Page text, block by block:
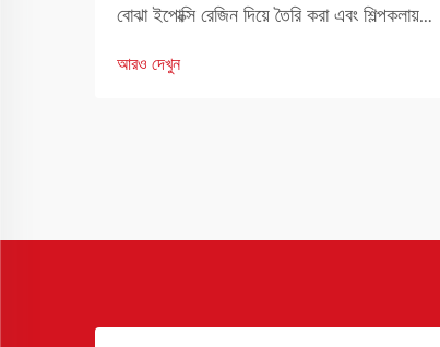
বোঝা ইপোক্সি রেজিন দিয়ে তৈরি করা এবং শিল্পকলায়
উপর সাফল্য প্রায়শই নির্ভর করে। এই বিশেষ যৌগগুলি
আরও দেখুন